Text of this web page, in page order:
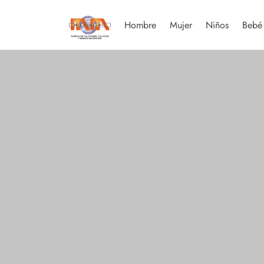
Hombre Mujer Niños Bebé